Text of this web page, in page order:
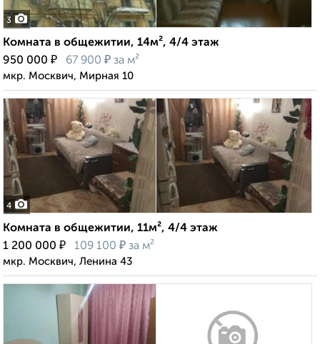
3
Комната в общежитии, 14м², 4/4 этаж
950 000 ₽ 67 900 ₽ за м²
мкр. Москвич, Мирная 10
4
Комната в общежитии, 11м², 4/4 этаж
1 200 000 ₽ 109 100 ₽ за м²
мкр. Москвич, Ленина 43